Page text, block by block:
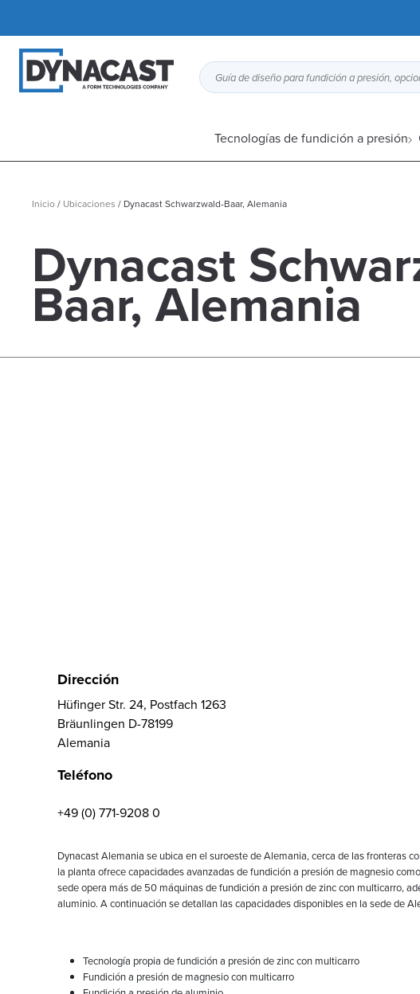
Tecnologías de fundición a presión
Inicio/ Ubicaciones / Dynacast Schwarzwald-Baar, Alemania
Dynacast
Baar, Alemania
Dirección
Hüfinger Str. 24, Postfach 1263
Bräunlingen D-78199
Alemania
Teléfono
+49 (0) 771-9208 0
Dynacast Alemania se ubica en el suroeste de Alemania, cerca de las fronteras
la planta ofrece capacidades avanzadas de fundición a presión de magnesio
sede opera más de 50 máquinas de fundición a presión de zinc con multicarro,
aluminio. A continuación se detallan las capacidades disponibles en la sede de
Tecnología propia de fundición a presión de zinc con multicarro
Fundición a presión de magnesio con multicarro